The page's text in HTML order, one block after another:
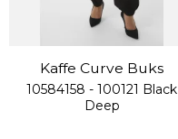
Kaffe Curve Buks
10584158 - 100121 Black
Deep